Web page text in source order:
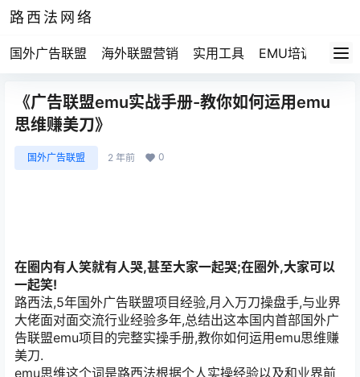
路西法网络
国外广告联盟 海外联盟营销 实用工具 EMU培训 路
《广告联盟emu实战手册-教你如何运用emu
思维赚美刀》
国外广告联盟 2 年前 0
在圈内有人笑就有人哭,甚至大家一起哭;在圈外,大家可以
一起笑!
路西法,5年国外广告联盟项目经验,月入万刀操盘手,与业界
大佬面对面交流行业经验多年,总结出这本国内首部国外广
告联盟emu项目的完整实操手册,教你如何运用emu思维赚
美刀.
emu思维这个词是路西法根据个人实操经验以及和业界前